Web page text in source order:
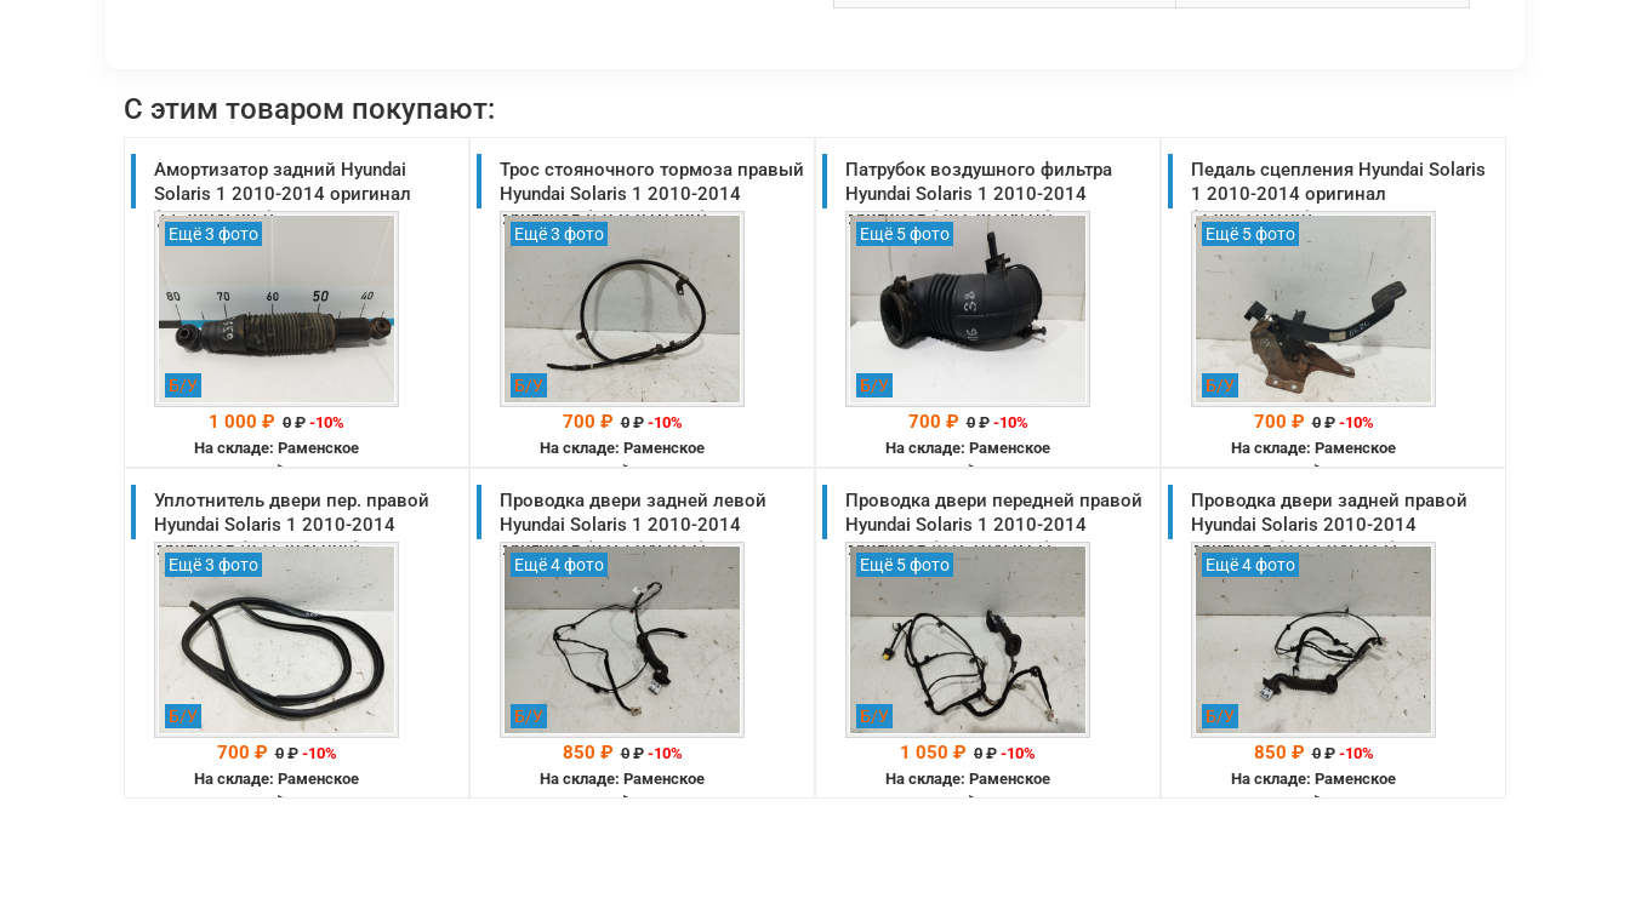
С этим товаром покупают:
Амортизатор задний Hyundai
Solaris 1 2010-2014 оригинал
(553004L002)
Ещё 3 фото
Б/У
1 000 ₽ 0 ₽ -10%
На складе: Раменское
-->
Трос стояночного тормоза правый
Hyundai Solaris 1 2010-2014
оригинал (597601R300)
Ещё 3 фото
Б/У
700 ₽ 0₽ -10%
На складе: Раменское
-->
Патрубок воздушного фильтра
Hyundai Solaris 1 2010-2014
оригинал (281381R010)
Ещё 5 фото
Б/У
700 ₽ 0₽ -10%
На складе: Раменское
-->
Педаль сцепления Hyundai Solaris
1 2010-2014 оригинал
(328021R100)
Ещё 5 фото
Б/У
700 ₽ 0₽ -10%
На складе: Раменское
-->
Уплотнитель двери пер. правой
Hyundai Solaris 1 2010-2014
оригинал (821204L000)
Ещё 3 фото
Б/У
700 ₽ 0₽ -10%
На складе: Раменское
-->
Проводка двери задней левой
Hyundai Solaris 1 2010-2014
оригинал (916504L011)
Ещё 4 фото
Б/У
850 ₽ 0₽ -10%
На складе: Раменское
-->
Проводка двери передней правой
Hyundai Solaris 1 2010-2014
оригинал (916104L011)
Ещё 5 фото
Б/У
1 050 ₽ 0 ₽ -10%
На складе: Раменское
-->
Проводка двери задней правой
Hyundai Solaris 2010-2014
оригинал (916604L011)
Ещё 4 фото
Б/У
850 ₽ 0₽ -10%
На складе: Раменское
-->